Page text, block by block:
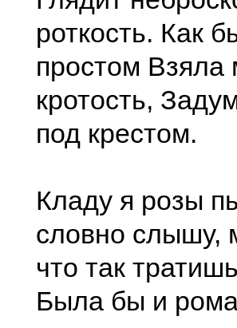
роткость. Как
простом Взяла
кротость,
под крестом.
Кладу я розы
словно слышу,
что так
Была бы и